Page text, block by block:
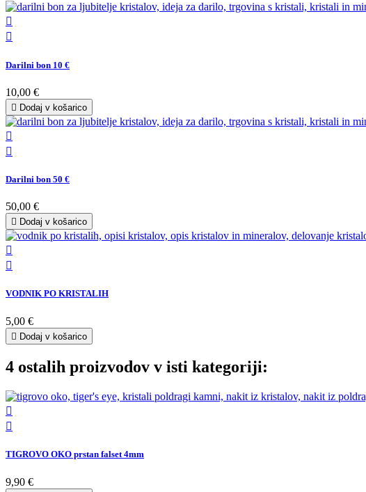


Darilni bon 10 €
10,00 €
 Dodaj v košarico


Darilni bon 50 €
50,00 €
 Dodaj v košarico


VODNIK PO KRISTALIH
5,00 €
 Dodaj v košarico
4 ostalih proizvodov v isti kategoriji:


TIGROVO OKO prstan falset 4mm
9,90 €